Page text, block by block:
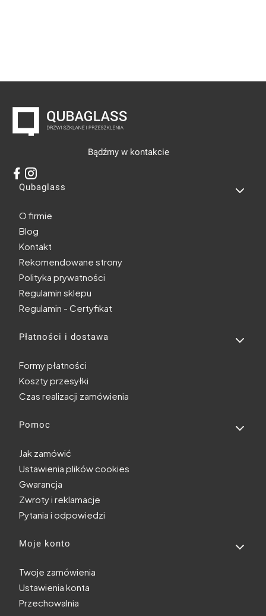
Bądźmy w kontakcie
Linki w stopce
Qubaglass
O firmie
Blog
Kontakt
Rekomendowane strony
Polityka prywatności
Regulamin sklepu
Regulamin - Certyfikat
Płatności i dostawa
Formy płatności
Koszty przesyłki
Czas realizacji zamówienia
Pomoc
Jak zamówić
Ustawienia plików cookies
Gwarancja
Zwroty i reklamacje
Pytania i odpowiedzi
Moje konto
Twoje zamówienia
Ustawienia konta
Przechowalnia